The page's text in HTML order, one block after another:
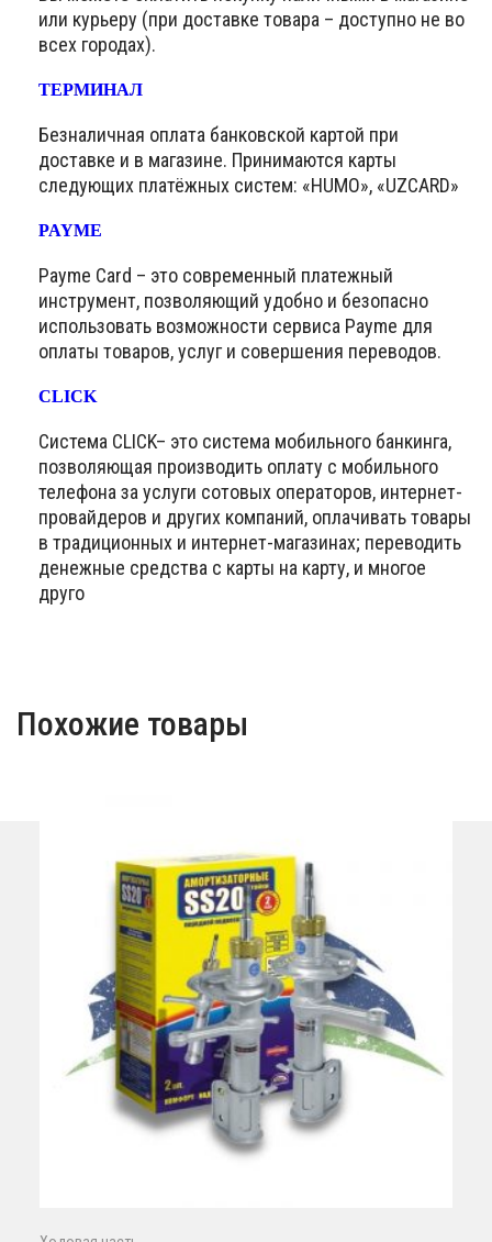
или курьеру (при доставке товара – доступно не во
всех городах).
ТЕРМИНАЛ
Безналичная оплата банковской картой при
доставке и в магазине. Принимаются карты
следующих платёжных систем: «HUMO», «UZCARD»
PAYME
Payme Card – это современный платежный
инструмент, позволяющий удобно и безопасно
использовать возможности сервиса Payme для
оплаты товаров, услуг и совершения переводов.
CLICK
Система CLICK– это система мобильного банкинга,
позволяющая производить оплату с мобильного
телефона за услуги сотовых операторов, интернет-
провайдеров и других компаний, оплачивать товары
в традиционных и интернет-магазинах; переводить
денежные средства с карты на карту, и многое
друго
Похожие товары